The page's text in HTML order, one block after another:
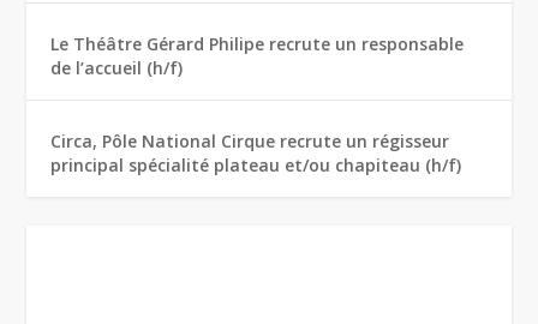
Le Théâtre Gérard Philipe recrute un responsable
de l’accueil (h/f)
Circa, Pôle National Cirque recrute un régisseur
principal spécialité plateau et/ou chapiteau (h/f)